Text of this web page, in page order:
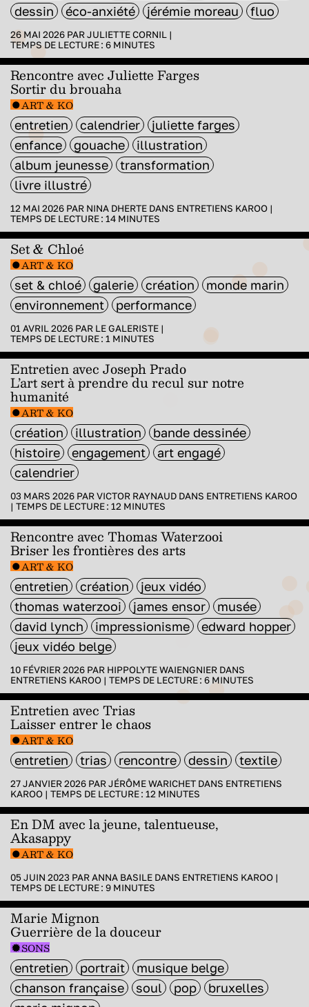
dessin
éco-anxiété jérémie moreau fluo
26 MAI 2026 PARJULIETTE CORNIL |
TEMPS DE LECTURE : 6 MINUTES
Rencontre avec Juliette Farges
Sortir du brouaha
ART & KO
entretien calendrier
juliette farges
enfance
gouache
illustration
album jeunesse
transformation
livre illustré
12 MAI 2026 PAR NINA DHERTE DANS ENTRETIENS KAROO |
TEMPS DE LECTURE : 14 MINUTES
Set & Chloé
ART & KO
set & chloé galerie création
monde marin
environnement
performance
01 AVRIL 2026 PAR LE GALERISTE |
TEMPS DE LECTURE : 1 MINUTES
Entretien avec Joseph Prado
L’art sert à prendre du recul sur notre
humanité
ART & KO
création illustration
bande dessinée
histoire
engagement
art engagé
calendrier
03 MARS 2026 PARVICTOR RAYNAUD DANS ENTRETIENS KAROO
| TEMPS DE LECTURE : 12 MINUTES
Rencontre avec Thomas Waterzooi
Briser les frontières des arts
ART & KO
entretien création
jeux vidéo
thomas waterzooi
james ensor
musée
david lynch
impressionisme
edward hopper
jeux vidéo belge
10 FÉVRIER 2026 PAR HIPPOLYTE WAIENGNIER DANS
ENTRETIENS KAROO | TEMPS DE LECTURE : 6 MINUTES
Entretien avec Trias
Laisser entrer le chaos
ART & KO
entretien trias rencontre dessin textile
27 JANVIER 2026 PARJÉRÔME WARICHET DANS ENTRETIENS
KAROO | TEMPS DE LECTURE : 12 MINUTES
En DM avec la jeune, talentueuse,
Akasappy
ART & KO
05 JUIN 2023 PARANNA BASILE DANS ENTRETIENS KAROO |
TEMPS DE LECTURE : 9 MINUTES
Marie Mignon
Guerrière de la douceur
SONS
entretien portrait
musique belge
chanson française
soul pop
bruxelles